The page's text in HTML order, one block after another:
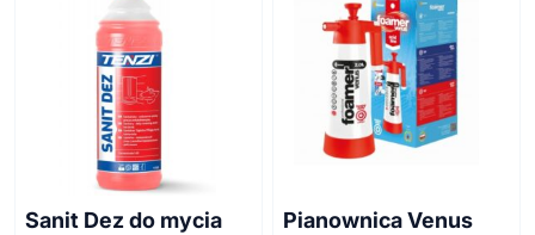
Sanit Dez do mycia
Pianownica Venus